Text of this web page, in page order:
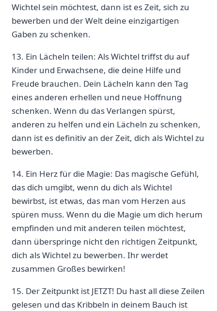
Wichtel sein möchtest, dann⁤ ist es Zeit, sich ​zu
bewerben und der‍ Welt deine einzigartigen
Gaben zu schenken.
13. Ein Lächeln teilen: Als Wichtel triffst du auf
Kinder und Erwachsene, die deine Hilfe und
Freude brauchen. Dein Lächeln kann ⁣den Tag
eines anderen erhellen und neue⁣ Hoffnung
schenken. Wenn du das Verlangen spürst,​
anderen zu helfen und⁤ ein Lächeln zu schenken,
dann ist es definitiv ​an⁣ der Zeit, dich als Wichtel zu
bewerben.
14. Ein Herz für die⁣ Magie: Das magische Gefühl,‌
das dich ​umgibt, wenn ⁤du dich als Wichtel⁢
bewirbst, ist etwas, das man vom Herzen aus
⁢spüren muss. Wenn du die Magie um dich herum
empfinden und mit anderen teilen möchtest,
dann überspringe nicht den richtigen Zeitpunkt,
dich als Wichtel zu bewerben. Ihr werdet
zusammen Großes bewirken!
15. Der Zeitpunkt ist JETZT! Du hast all diese Zeilen
gelesen und das Kribbeln in deinem Bauch ist